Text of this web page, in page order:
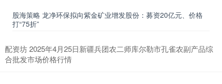
股海策略 龙净环保拟向紫金矿业增发股份：募资20亿元、价格
打“75折”
配资坊 2025年4月25日新疆兵团农二师库尔勒市孔雀农副产品综
合批发市场价格行情